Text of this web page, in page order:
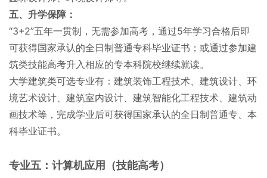
五、升学保障：
“3+2”五年一贯制，无需参加高考，通过5年学习合格后即
可获得国家承认的全日制普通专科毕业证书；或通过参加建
筑类技能高考升入相应的专本科院校继续就读。
大学建筑类可选专业有：建筑装饰工程技术、建筑设计、环
境艺术设计、建筑室内设计、建筑智能化工程技术、建筑动
画技术等，完成学业后可获得国家承认的全日制普通专、本
科毕业证书。
专业五：计算机应用（技能高考）